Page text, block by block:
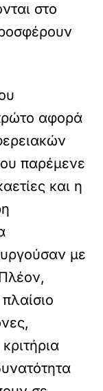
στο
αφορά
παρέμενε
και η
με